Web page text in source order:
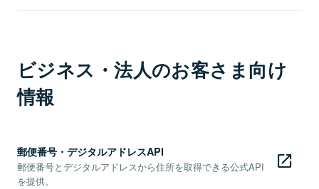
ビジネス・法人のお客さま向け
情報
郵便番号・デジタルアドレスAPI
郵便番号とデジタルアドレスから住所を取得できる公式API
を提供。